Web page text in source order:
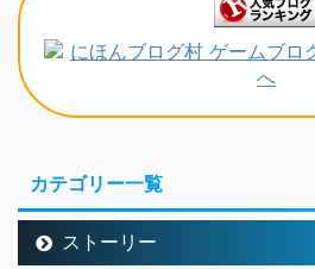
カテゴリー一覧
ストーリー